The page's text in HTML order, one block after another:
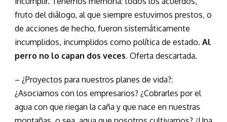
fruto del diálogo, al que siempre estuvimos prestos, o
de acciones de hecho, fueron sistemáticamente
incumplidos, incumplidos como política de estado. Al
perro no lo capan dos veces. Oferta descartada.
– ¿Proyectos para nuestros planes de vida?:
¿Asociarnos con los empresarios? ¿Cobrarles por el
agua con que riegan la caña y que nace en nuestras